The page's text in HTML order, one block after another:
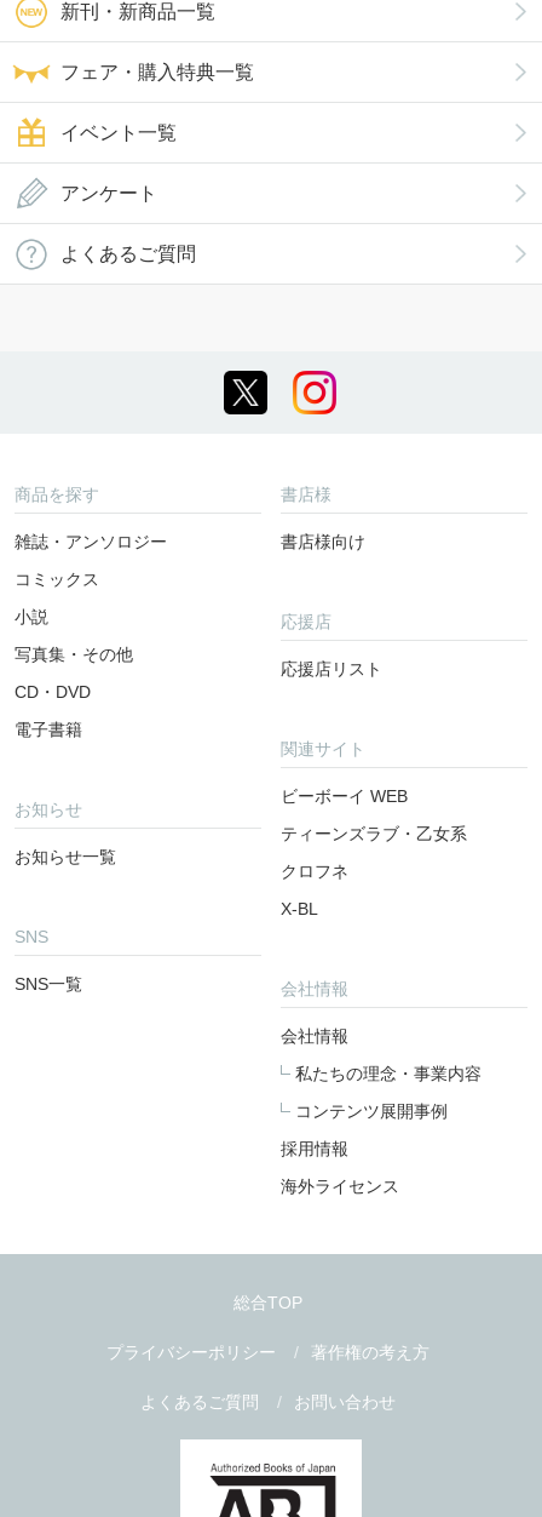
新刊・新商品一覧
フェア・購入特典一覧
イベント一覧
アンケート
よくあるご質問
商品を探す
雑誌・アンソロジー
コミックス
小説
写真集・その他
CD・DVD
電子書籍
お知らせ
お知らせ一覧
SNS
SNS一覧
書店様
書店様向け
応援店
応援店リスト
関連サイト
ビーボーイ WEB
ティーンズラブ・乙女系
クロフネ
X-BL
会社情報
会社情報
私たちの理念・事業内容
コンテンツ展開事例
採用情報
海外ライセンス
総合TOP
プライバシーポリシー 著作権の考え方
よくあるご質問 お問い合わせ